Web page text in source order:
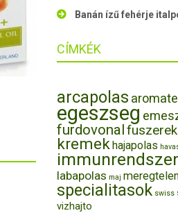
Banán ízű fehérje
CÍMKÉK
arcapolas
egeszseg
furdovonalfuszerek
kremek hajapolas
immunrendszer
labapolas maj
specialitasok swiss
vizhajto